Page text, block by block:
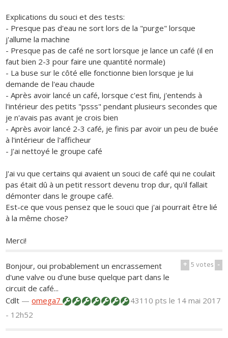
Explications du souci et des tests:
- Presque pas d'eau ne sort lors de la "purge" lorsque
j'allume la machine
- Presque pas de café ne sort lorsque je lance un café (il en
faut bien 2-3 pour faire une quantité normale)
- La buse sur le côté elle fonctionne bien lorsque je lui
demande de l'eau chaude
- Après avoir lancé un café, lorsque c'est fini, j'entends à
l'intérieur des petits "psss" pendant plusieurs secondes que
je n'avais pas avant je crois bien
- Après avoir lancé 2-3 café, je finis par avoir un peu de buée
à l'intérieur de l'afficheur
- J'ai nettoyé le groupe café
J'ai vu que certains qui avaient un souci de café qui ne coulait
pas était dû à un petit ressort devenu trop dur, qu'il fallait
démonter dans le groupe café.
Est-ce que vous pensez que le souci que j'ai pourrait être lié
à la même chose?
Merci!
+ 5votes -
Bonjour, oui probablement un encrassement
d'une valve ou d'une buse quelque part dans le
circuit de café...
Cdlt —omega7 43110 ptsle 14 mai 2017
- 12h52